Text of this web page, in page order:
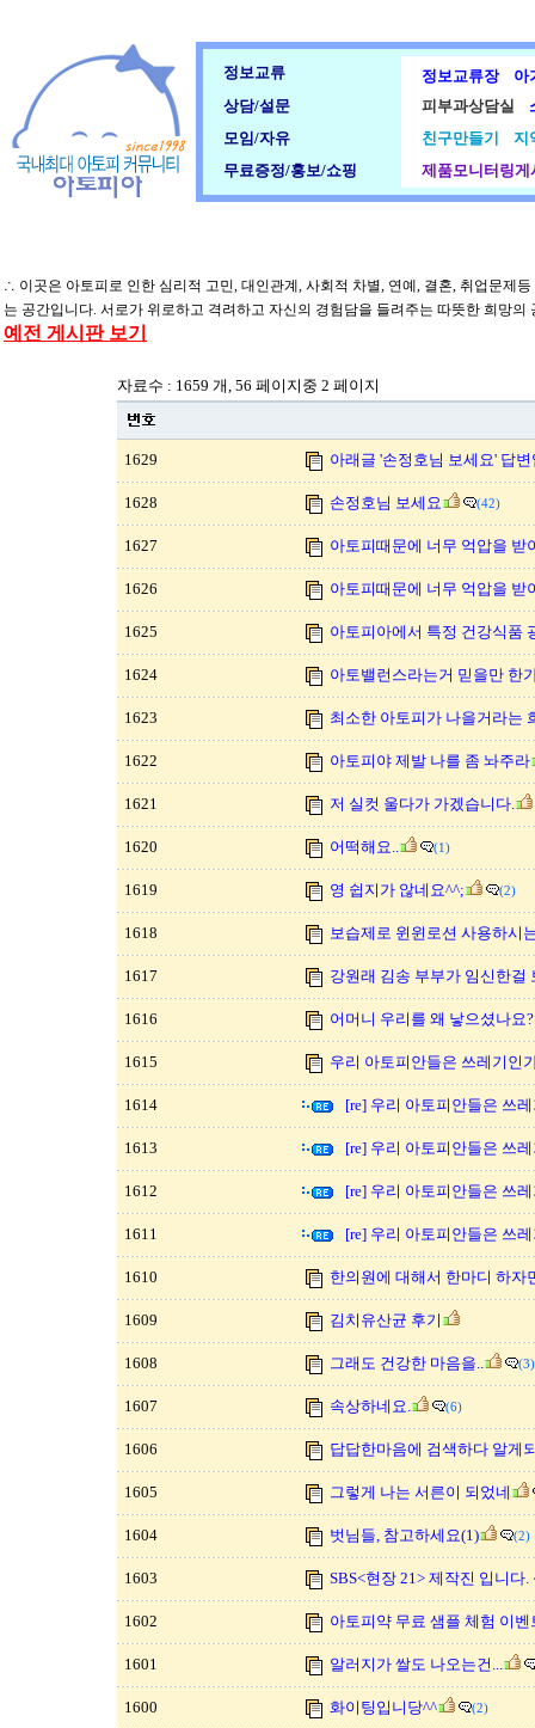
정보교류 정보교류장
아
상담/설문
피부과상담실
모임/자유
친구만들기
지
무료증정/홍보/쇼핑
제품모니터링게
∴ 이곳은 아토피로 인한 심리적 고민, 대인관계, 사회적 차별, 연예, 결혼, 취업문제
는 공간입니다. 서로가 위로하고 격려하고 자신의 경험담을 들려주는 따뜻한 희망
예전 게시판 보기
자료수 : 1659 개, 56 페이지중 2 페이지
1629 아래글 '손정호님 보세요' 답
1628 손정호님 보세요 (42)
1627 아토피때문에 너무 억압을 받
1626 아토피때문에 너무 억압을 받
1625 아토피아에서 특정 건강식품
1624 아토밸런스라는거 믿을만 한
1623 최소한 아토피가 나을거라는
1622 아토피야 제발 나를 좀 놔주라
1621 저 실컷 울다가 가겠습니다.
1620 어떡해요.. (1)
1619 영 쉽지가 않네요^^; (2)
1618 보습제로 윈윈로션 사용하시
1617 강원래 김송 부부가 임신한걸
1616 어머니 우리를 왜 낳으셨나요?
1615 우리 아토피안들은 쓰레기인
1614 [re] 우리 아토피안들은 쓰
1613 [re] 우리 아토피안들은 쓰
1612 [re] 우리 아토피안들은 쓰
1611 [re] 우리 아토피안들은 쓰
1610 한의원에 대해서 한마디 하자
1609 김치유산균 후기
1608 그래도 건강한 마음을.. (3)
1607 속상하네요. (6)
1606 답답한마음에 검색하다 알게
1605 그렇게 나는 서른이 되었네
1604 벗님들, 참고하세요(1) (2)
1603 SBS<현장 21> 제작진 입니다
1602 아토피약 무료 샘플 체험 이벤
1601 알러지가 쌀도 나오는건...
1600 화이팅입니당^^ (2)